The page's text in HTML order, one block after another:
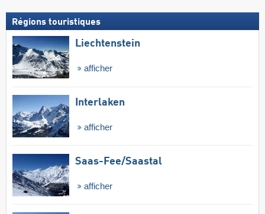
Régions touristiques
Liechtenstein
afficher
Interlaken
afficher
Saas-Fee/​Saastal
afficher